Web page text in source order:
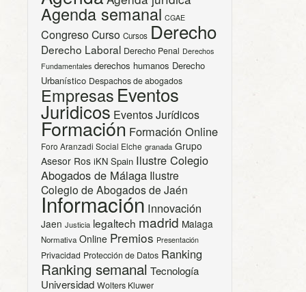
Agenda semanal CGAE
CongresoCurso Cursos Derecho
Derecho Laboral Derecho Penal Derechos
Fundamentales derechos humanos Derecho
Urbanístico Despachos de abogados
Empresas Eventos
Juridicos Eventos Jurídicos
Formación Formación Online
Foro Aranzadi Social Elche granada Grupo
Asesor Ros iKN Spain Ilustre Colegio
Abogados de Málaga Ilustre
Colegio de Abogados de Jaén
Información Innovación
Jaen Justicia legaltech madrid Malaga
Normativa Online Premios Presentación
Privacidad Protección de Datos Ranking
Ranking semanal Tecnología
Universidad Wolters Kluwer